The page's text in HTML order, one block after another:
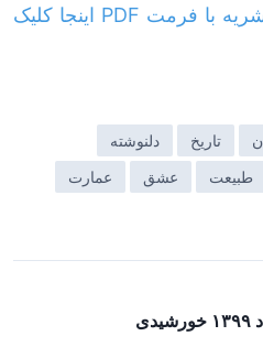
برای مشاهده فایل کامل نشریه با فرمت PDF اینجا کلیک
تاریخ
دلنوشته
طبیعت عشق
عمارت